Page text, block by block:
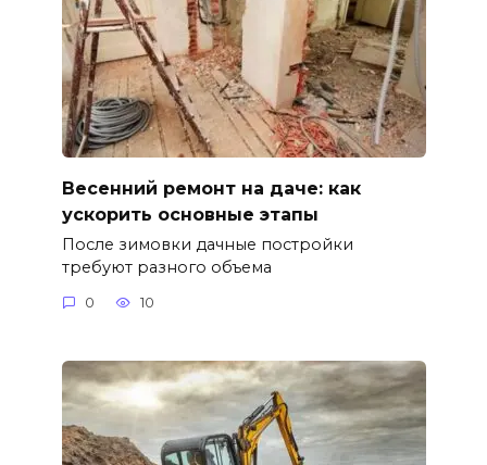
Весенний ремонт на даче: как
ускорить основные этапы
После зимовки дачные постройки
требуют разного объема
0 10